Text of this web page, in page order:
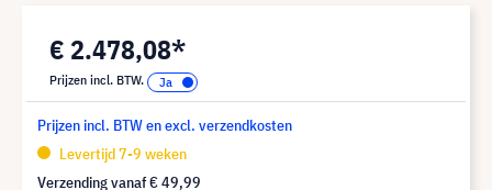
€ 2.478,08*
Prijzen incl. BTW.
Prijzen incl. BTW en excl. verzendkosten
Levertijd 7-9 weken
Verzending vanaf€ 49,99